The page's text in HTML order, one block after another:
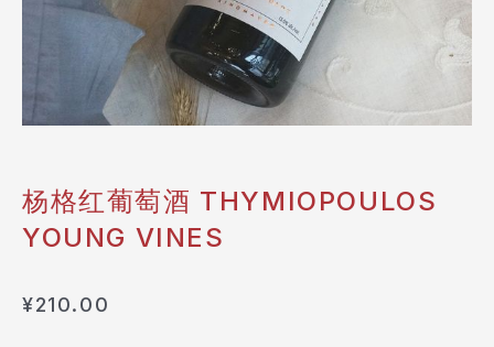
杨格红葡萄酒 THYMIOPOULOS
YOUNG VINES
¥210.00